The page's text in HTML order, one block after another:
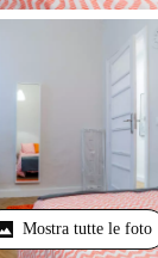
Mostra tutte le foto